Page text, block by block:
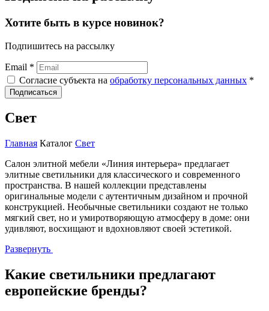
Хотите быть в курсе новинок?
Подпишитесь на рассылку
Email *
Согласие субъекта на обработку персональных данных *
Подписаться
Свет
Главная Каталог Свет
Салон элитной мебели «Линия интерьера» предлагает
элитные светильники для классического и современного
пространства. В нашей коллекции представлены
оригинальные модели с аутентичным дизайном и прочной
конструкцией. Необычные светильники создают не только
мягкий свет, но и умиротворяющую атмосферу в доме: они
удивляют, восхищают и вдохновляют своей эстетикой.
Развернуть
Какие светильники предлагают
европейские бренды?